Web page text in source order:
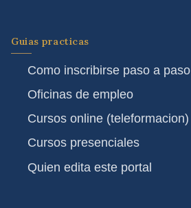
Guias practicas
Como inscribirse paso a paso
Oficinas de empleo
Cursos online (teleformacion)
Cursos presenciales
Quien edita este portal